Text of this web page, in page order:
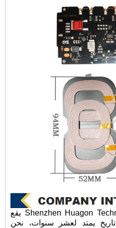
يقع Shenzhen Huagon Technology Co., Ltd. في منطقة
يمتد لعشر سنوات، نحن